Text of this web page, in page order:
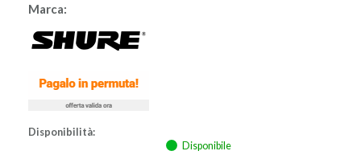
Marca:
Disponibilità:
Disponibile